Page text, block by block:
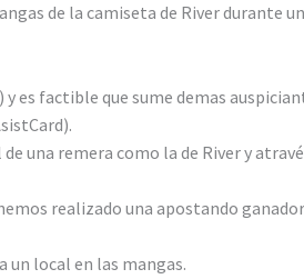
de la camiseta de River durante
es factible que sume demas
una remera como la de River y
realizado una apostando
un local en las mangas.